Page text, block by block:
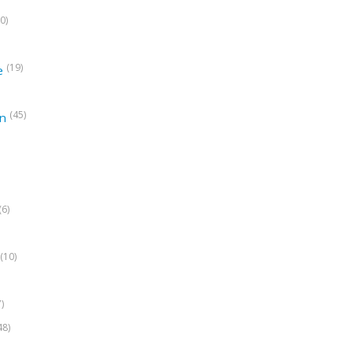
(19)
(45)
(10)